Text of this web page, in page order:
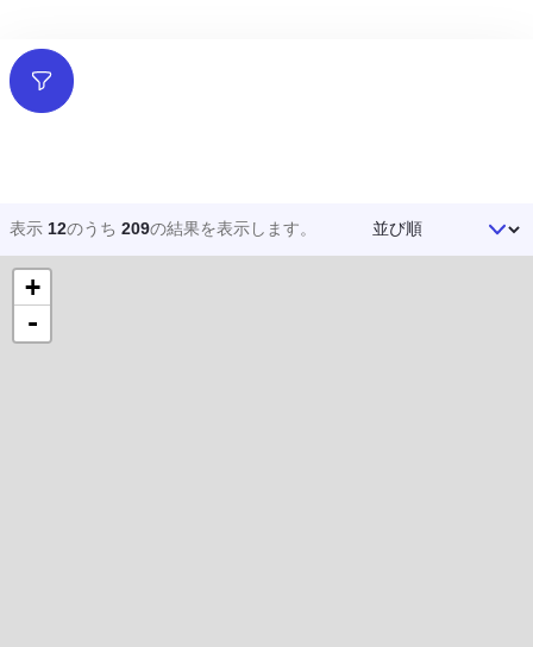
フィルター
表示 12のうち 209の結果を表示します。 並び順
+
-